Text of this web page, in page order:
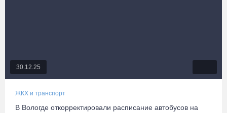
30.12.25
ЖКХ и транспорт
В Вологде откорректировали расписание автобусов на